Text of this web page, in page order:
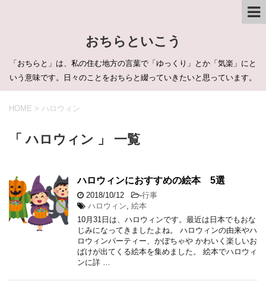
おちらといこう
「おちらと」は、私の住む地方の言葉で「ゆっくり」とか「気楽」にと
いう意味です。日々のことをおちらと綴っていきたいと思っています。
HOME > ハロウィン
「 ハロウィン 」 一覧
ハロウィンにおすすめの絵本 5選
2018/10/12 -行事
ハロウィン 絵本
10月31日は、ハロウィンです。最近は日本でもおな
じみになってきましたよね。 ハロウィンの由来やハ
ロウィンパーティー、かぼちゃや かわいく楽しいお
ばけが出てくる絵本を集めました。 絵本でハロウィ
ンに詳 …